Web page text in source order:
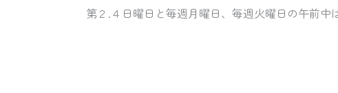
第２.４日曜日と毎週月曜日、毎週火曜日の午前中